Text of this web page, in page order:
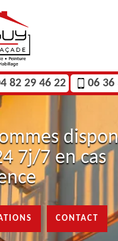
82 29 46 22 06 36
7j/7 en cas
CONTACT